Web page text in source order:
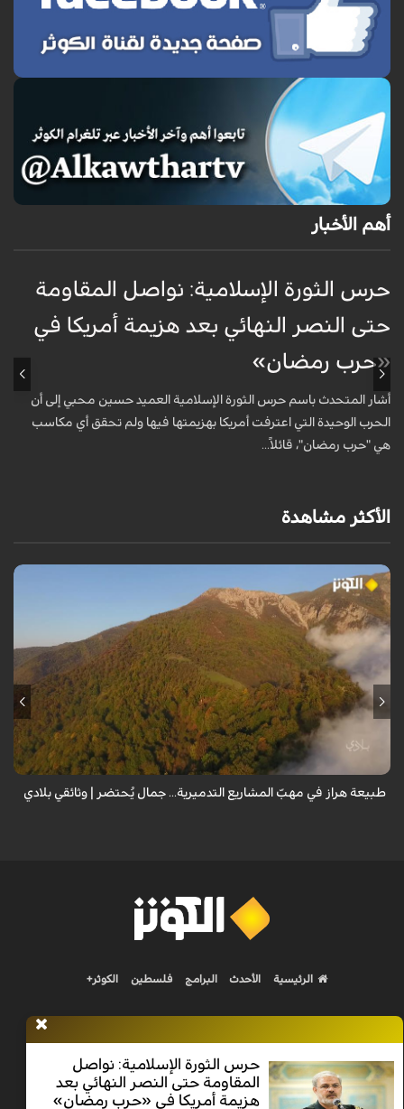
أهم الأخبار
حرس الثورة الإسلامية: نواصل المقاومة
حتى النصر النهائي بعد هزيمة أمريكا في
«حرب رمضان»
أشار المتحدث باسم حرس الثورة الإسلامية العميد حسين محبي إلى أن
الحرب الوحيدة التي اعترفت أمريكا بهزيمتها فيها ولم تحقق أي مكاسب
هي "حرب رمضان"، قائلاً...
الأكثر مشاهدة
من قلب طبيعة هراز التي كانت يوماً من أجمل الموائل الطبيعية في إيران، يحذر
المعد من كارثة بيئية: "وحش الأعمال والمشاريع التدميرية تنهش بجسم
طبيعة هراز في مهبّ المشاريع التدميرية... جمال يُحتضر | وثائقي بلادي
حرس الثورة الإسلامية: نواصل
المقاومة حتى النصر النهائي بعد
هزيمة أمريكا في «حرب رمضان»
الرئيسية الأحدث البرامج فلسطين الكوثر+
Nilesat 11900 V | Badr 8 11747 V | Badr5 12284 V